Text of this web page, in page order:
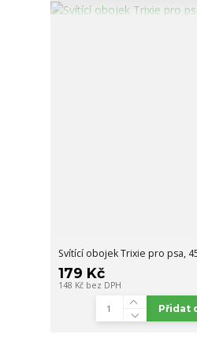
Svítící obojek Trixie pro psa,
179 Kč
148 Kč bez DPH
Přidat